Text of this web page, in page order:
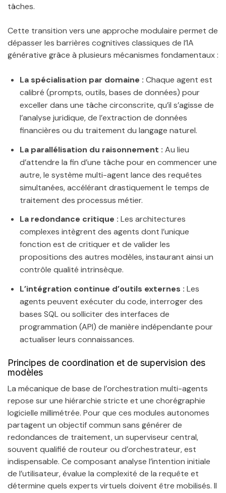
tâches.
Cette transition vers une approche modulaire permet de
dépasser les barrières cognitives classiques de l’IA
générative grâce à plusieurs mécanismes fondamentaux :
La spécialisation par domaine : Chaque agent est
calibré (prompts, outils, bases de données) pour
exceller dans une tâche circonscrite, qu’il s’agisse de
l’analyse juridique, de l’extraction de données
financières ou du traitement du langage naturel.
La parallélisation du raisonnement : Au lieu
d’attendre la fin d’une tâche pour en commencer une
autre, le système multi-agent lance des requêtes
simultanées, accélérant drastiquement le temps de
traitement des processus métier.
La redondance critique : Les architectures
complexes intègrent des agents dont l’unique
fonction est de critiquer et de valider les
propositions des autres modèles, instaurant ainsi un
contrôle qualité intrinsèque.
L’intégration continue d’outils externes : Les
agents peuvent exécuter du code, interroger des
bases SQL ou solliciter des interfaces de
programmation (API) de manière indépendante pour
actualiser leurs connaissances.
Principes de coordination et de supervision des
modèles
La mécanique de base de l’orchestration multi-agents
repose sur une hiérarchie stricte et une chorégraphie
logicielle millimétrée. Pour que ces modules autonomes
partagent un objectif commun sans générer de
redondances de traitement, un superviseur central,
souvent qualifié de routeur ou d’orchestrateur, est
indispensable. Ce composant analyse l’intention initiale
de l’utilisateur, évalue la complexité de la requête et
détermine quels experts virtuels doivent être mobilisés. Il